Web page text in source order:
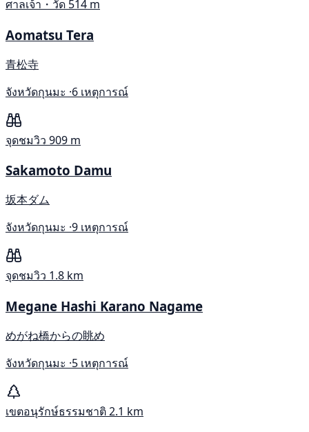
ศาลเจ้า・วัด 514 m
Aomatsu Tera
青松寺
จังหวัดกุนมะ ·6 เหตุการณ์
จุดชมวิว 909 m
Sakamoto Damu
坂本ダム
จังหวัดกุนมะ ·9 เหตุการณ์
จุดชมวิว 1.8 km
Megane Hashi Karano Nagame
めがね橋からの眺め
จังหวัดกุนมะ ·5 เหตุการณ์
เขตอนุรักษ์ธรรมชาติ2.1 km